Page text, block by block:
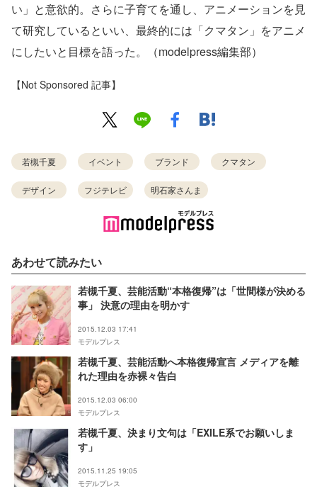
い」と意欲的。さらに子育てを通し、アニメーションを見
て研究しているといい、最終的には「クマタン」をアニメ
にしたいと目標を語った。（modelpress編集部）
【Not Sponsored 記事】
若槻千夏 イベント ブランド クマタン
デザイン フジテレビ 明石家さんま
あわせて読みたい
若槻千夏、芸能活動“本格復帰”は「世間様が決める
事」 決意の理由を明かす
2015.12.03 17:41
モデルプレス
若槻千夏、芸能活動へ本格復帰宣言 メディアを離
れた理由を赤裸々告白
2015.12.03 06:00
モデルプレス
若槻千夏、決まり文句は「EXILE系でお願いしま
す」
2015.11.25 19:05
モデルプレス